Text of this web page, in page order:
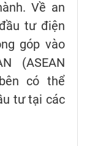
Về an
tư điện
góp vào
(ASEAN
có thể
tư tại các